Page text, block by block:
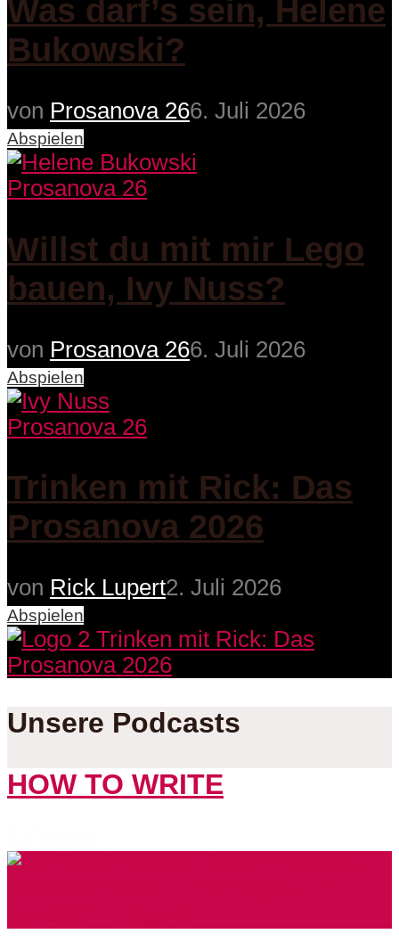
Was darf’s sein, Helene
Bukowski?
von Prosanova 266. Juli 2026
Abspielen
Prosanova 26
Willst du mit mir Lego
bauen, Ivy Nuss?
von Prosanova 266. Juli 2026
Abspielen
Prosanova 26
Trinken mit Rick: Das
Prosanova 2026
von Rick Lupert2. Juli 2026
Abspielen
Unsere Podcasts
HOW TO WRITE